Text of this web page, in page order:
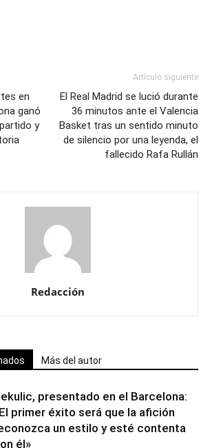
en
ganó
y
Artículo siguiente
El Real Madrid se lució durante
36 minutos ante el Valencia
Basket tras un sentido minuto
de silencio por una leyenda, el
fallecido Rafa Rullán
Redacción
Más del autor
presentado en el Barcelona:
primer éxito será que la afición
un estilo y esté contenta
él»